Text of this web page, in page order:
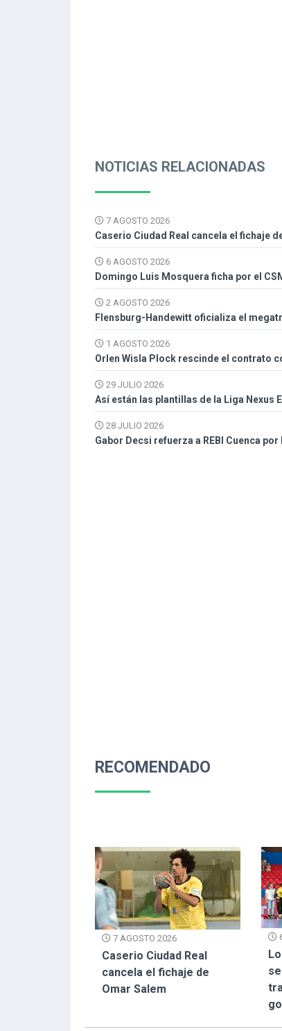
NOTICIAS RELACIONADAS
7 AGOSTO 2026
Caserio Ciudad Real cancela el fichaje
6 AGOSTO 2026
Domingo Luis Mosquera ficha por el
2 AGOSTO 2026
Flensburg-Handewitt oficializa el
1 AGOSTO 2026
Orlen Wisla Plock rescinde el contrato
29 JULIO 2026
Así están las plantillas de la Liga Nexus
28 JULIO 2026
Gabor Decsi refuerza a REBI Cuenca
RECOMENDADO
7 AGOSTO 2026
Caserio Ciudad Real
cancela el fichaje de
Omar Salem